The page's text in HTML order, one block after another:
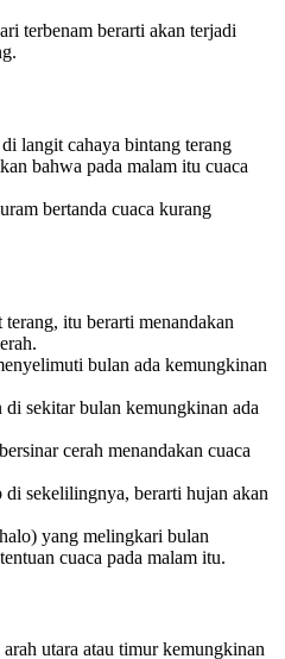
terbenam berarti akan terjadi
langit cahaya bintang terang
bahwa pada malam itu cuaca
bertanda cuaca kurang
itu berarti menandakan
bulan ada kemungkinan
di sekitar bulan kemungkinan ada
cerah menandakan cuaca
sekelilingnya, berarti hujan akan
yang melingkari bulan
cuaca pada malam itu.
utara atau timur kemungkinan